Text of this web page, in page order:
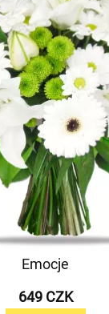
Emocje
649 CZK